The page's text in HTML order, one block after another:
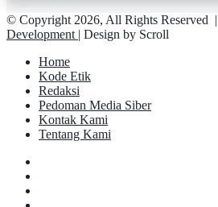
© Copyright 2026, All Rights Reserved |
Development | Design by Scroll
Home
Kode Etik
Redaksi
Pedoman Media Siber
Kontak Kami
Tentang Kami